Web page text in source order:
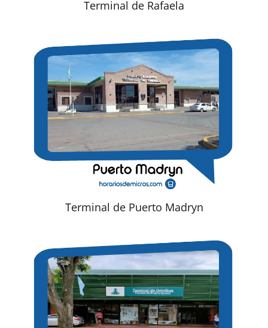
Terminal de Rafaela
Terminal de Puerto Madryn